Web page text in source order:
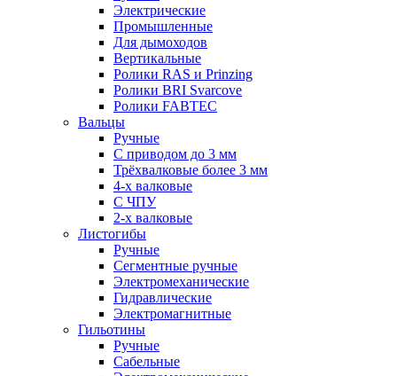
Электрические
Промышленные
Для дымоходов
Вертикальные
Ролики RAS и Prinzing
Ролики BRI Svarcove
Ролики FABTEC
Вальцы
Ручные
С приводом до 3 мм
Трёхвалковые более 3 мм
4-х валковые
С ЧПУ
2-х валковые
Листогибы
Ручные
Сегментные ручные
Электромеханические
Гидравлические
Электромагнитные
Гильотины
Ручные
Сабельные